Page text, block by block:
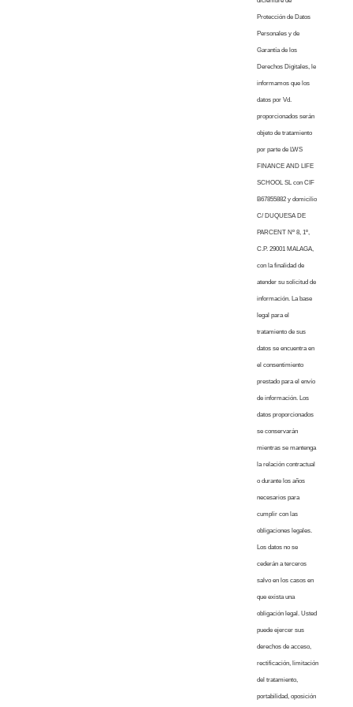
Protección de Datos
Personales y de
Garantía de los
Derechos Digitales, le
informamos que los
datos por Vd.
proporcionados serán
objeto de tratamiento
por parte de LWS
FINANCE AND LIFE
SCHOOL SL con CIF
B67855882 y domicilio
C/ DUQUESA DE
PARCENT Nº 8, 1º,
C.P. 29001 MALAGA,
con la finalidad de
atender su solicitud de
información. La base
legal para el
tratamiento de sus
datos se encuentra en
el consentimiento
prestado para el envío
de información. Los
datos proporcionados
se conservarán
mientras se mantenga
la relación contractual
o durante los años
necesarios para
cumplir con las
obligaciones legales.
Los datos no se
cederán a terceros
salvo en los casos en
que exista una
obligación legal. Usted
puede ejercer sus
derechos de acceso,
rectificación, limitación
del tratamiento,
portabilidad, oposición